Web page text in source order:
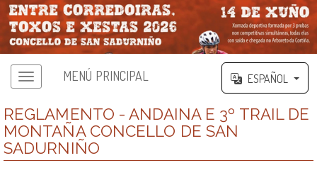
Menú principalMENÚ PRINCIPAL ESPAÑOL
REGLAMENTO - ANDAINA E 3º TRAIL DE
MONTAÑA CONCELLO DE SAN
SADURNIÑO